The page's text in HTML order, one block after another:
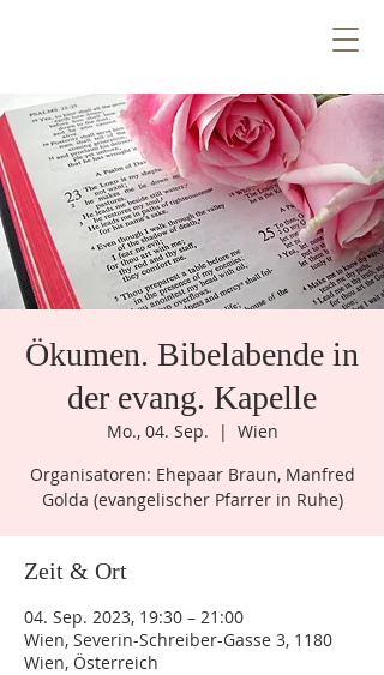
V
E
R T
E
ÖkumeneWe
i
n
Ökumen. Bibelabende in
der evang. Kapelle
Mo., 04. Sep.
  |
Wien
Organisatoren: Ehepaar Braun, Manfred
Golda (evangelischer Pfarrer in Ruhe)
Zeit & Ort
04. Sep. 2023, 19:30 – 21:00
Wien, Severin-Schreiber-Gasse 3, 1180
Wien, Österreich